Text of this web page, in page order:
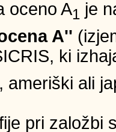
oceno A1 je
A''
ki
ameriški ali
pri založbi